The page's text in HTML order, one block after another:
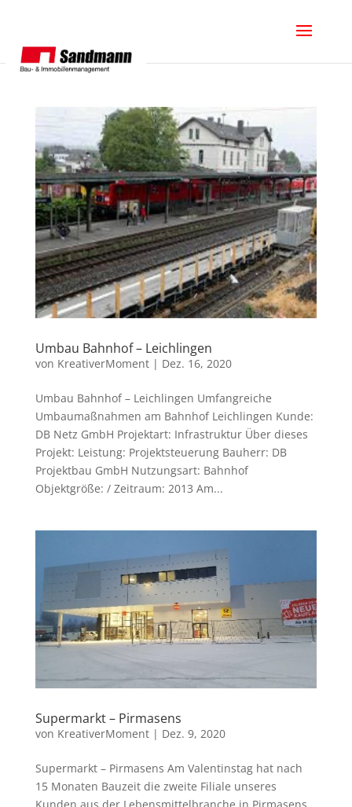
Umbau Bahnhof – Leichlingen
von KreativerMoment| Dez. 16, 2020
Umbau Bahnhof – Leichlingen Umfangreiche
Umbaumaßnahmen am Bahnhof Leichlingen Kunde:
DB Netz GmbH Projektart: Infrastruktur Über dieses
Projekt: Leistung: Projektsteuerung Bauherr: DB
Projektbau GmbH Nutzungsart: Bahnhof
Objektgröße: / Zeitraum: 2013 Am...
Supermarkt – Pirmasens
von KreativerMoment| Dez. 9, 2020
Supermarkt – Pirmasens Am Valentinstag hat nach
15 Monaten Bauzeit die zweite Filiale unseres